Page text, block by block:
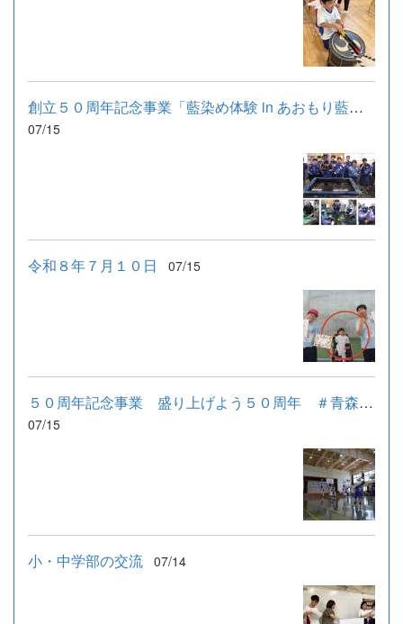
創立５０周年記念事業「藍染め体験 in あおもり藍産業株式会社」
07/15
令和８年７月１０日 07/15
５０周年記念事業 盛り上げよう５０周年 ＃青森ワッツとともに...
07/15
小・中学部の交流 07/14